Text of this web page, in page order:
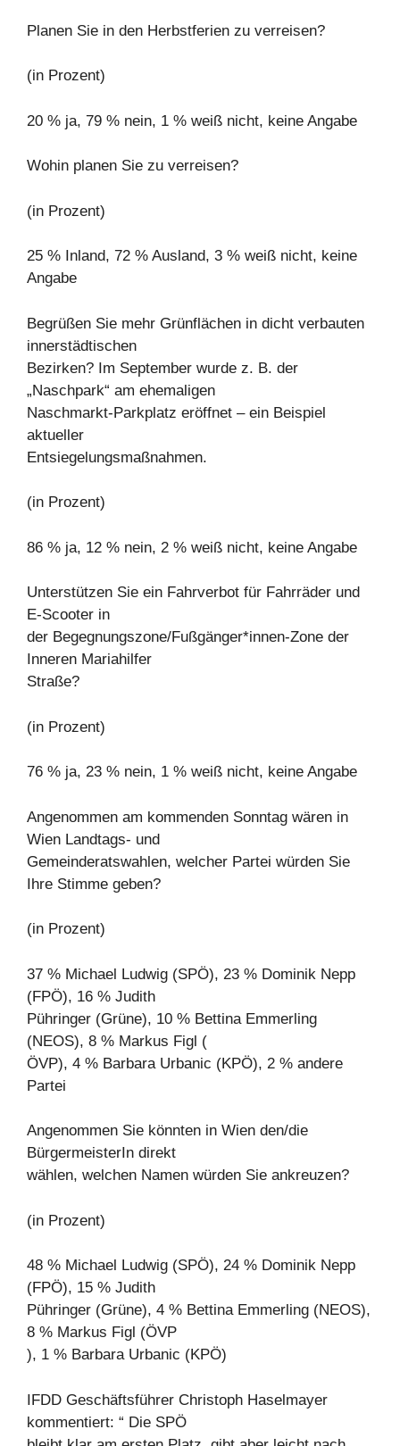
Planen Sie in den Herbstferien zu verreisen?
(in Prozent)
20 % ja, 79 % nein, 1 % weiß nicht, keine Angabe
Wohin planen Sie zu verreisen?
(in Prozent)
25 % Inland, 72 % Ausland, 3 % weiß nicht, keine
Angabe
Begrüßen Sie mehr Grünflächen in dicht verbauten
innerstädtischen
Bezirken? Im September wurde z. B. der
„Naschpark“ am ehemaligen
Naschmarkt-Parkplatz eröffnet – ein Beispiel
aktueller
Entsiegelungsmaßnahmen.
(in Prozent)
86 % ja, 12 % nein, 2 % weiß nicht, keine Angabe
Unterstützen Sie ein Fahrverbot für Fahrräder und
E-Scooter in
der Begegnungszone/Fußgänger*innen-Zone der
Inneren Mariahilfer
Straße?
(in Prozent)
76 % ja, 23 % nein, 1 % weiß nicht, keine Angabe
Angenommen am kommenden Sonntag wären in
Wien Landtags- und
Gemeinderatswahlen, welcher Partei würden Sie
Ihre Stimme geben?
(in Prozent)
37 % Michael Ludwig (SPÖ), 23 % Dominik Nepp
(FPÖ), 16 % Judith
Pühringer (Grüne), 10 % Bettina Emmerling
(NEOS), 8 % Markus Figl (
ÖVP), 4 % Barbara Urbanic (KPÖ), 2 % andere
Partei
Angenommen Sie könnten in Wien den/die
BürgermeisterIn direkt
wählen, welchen Namen würden Sie ankreuzen?
(in Prozent)
48 % Michael Ludwig (SPÖ), 24 % Dominik Nepp
(FPÖ), 15 % Judith
Pühringer (Grüne), 4 % Bettina Emmerling (NEOS),
8 % Markus Figl (ÖVP
), 1 % Barbara Urbanic (KPÖ)
IFDD Geschäftsführer Christoph Haselmayer
kommentiert: “ Die SPÖ